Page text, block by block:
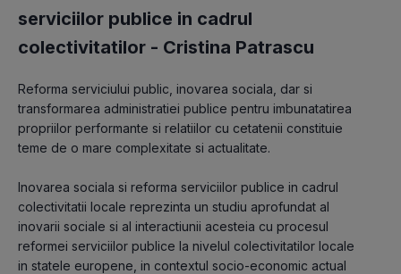
serviciilor publice in cadrul
colectivitatilor - Cristina Patrascu
Reforma serviciului public, inovarea sociala, dar si
transformarea administratiei publice pentru imbunatatirea
propriilor performante si relatiilor cu cetatenii constituie
teme de o mare complexitate si actualitate.
Inovarea sociala si reforma serviciilor publice in cadrul
colectivitatii locale reprezinta un studiu aprofundat al
inovarii sociale si al interactiunii acesteia cu procesul
reformei serviciilor publice la nivelul colectivitatilor locale
in statele europene, in contextul socio-economic actual